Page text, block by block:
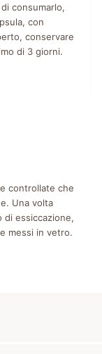
consumarlo,
con
conservare
di 3 giorni.
controllate che
Una volta
di essiccazione,
messi in vetro.